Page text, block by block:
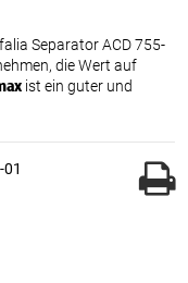
Separator ACD 755-
die Wert auf
ist ein guter und